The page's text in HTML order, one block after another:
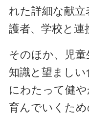
れた詳細な献
護者、学校と連
そのほか、児
知識と望まし
にわたって健
育んでいくた